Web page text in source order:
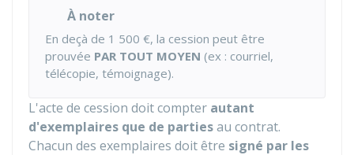
À noter
En deçà de 1 500 €, la cession peut être
prouvée PAR TOUT MOYEN (ex : courriel,
télécopie, témoignage).
L'acte de cession doit compter autant
d'exemplaires que de partiesau contrat.
Chacun des exemplaires doit être signé par les